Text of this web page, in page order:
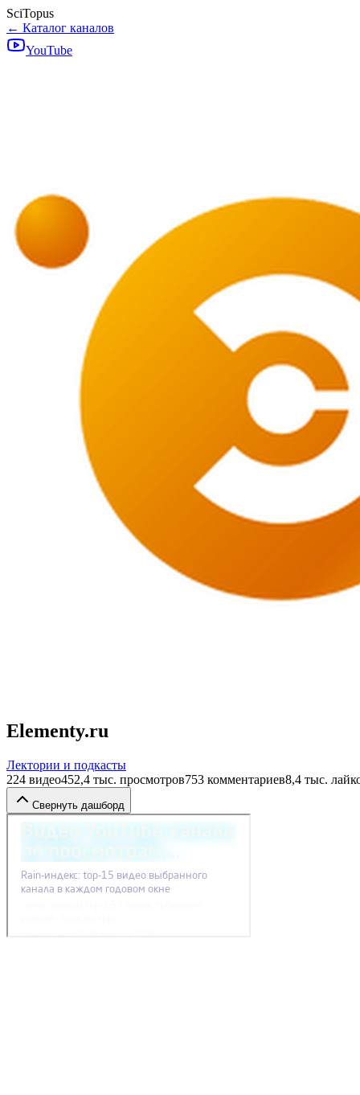
SciTopus
← Каталог каналов
YouTube
Elementy.ru
Лектории и подкасты
224 видео452,4 тыс. просмотров753 комментариев8,4 тыс.
Свернуть дашборд